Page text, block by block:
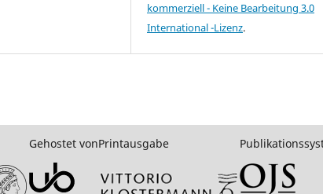
kommerziell - Keine Bearbeitung 3.0
International -Lizenz.
Gehostet vonPrintausgabe